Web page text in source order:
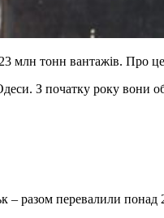
млн тонн вантажів. Про це
З початку року вони
– разом перевалили